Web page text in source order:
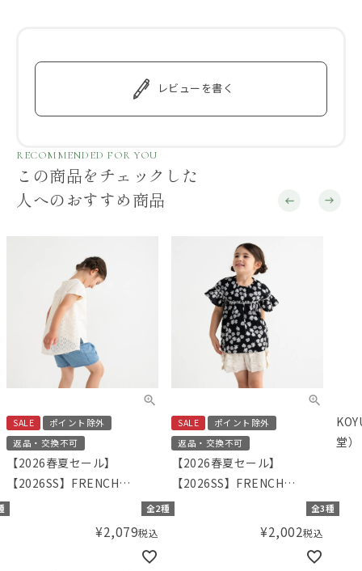
レビューを書く
RECOMMENDED FOR YOU
この商品をチェックした
人へのおすすめ商品
SALE
ポイント除外
返品・交換不可
【2026春夏セール】
【2026SS】FRENCH
Aming（フレンチアミン
全2種
¥2,079税込
SALE
ポイント除外
返品・交換不可
【2026春夏セール】
【2026SS】FRENCH
Aming（フレンチアミン
全3種
¥2,002税込
堂